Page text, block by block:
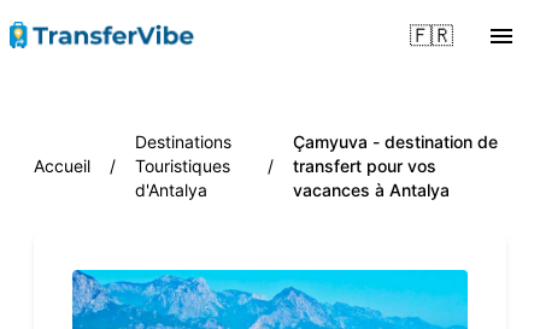
🇫🇷
Accueil /
Destinations
Touristiques
d'Antalya
/
Çamyuva - destination de
transfert pour vos
vacances à Antalya